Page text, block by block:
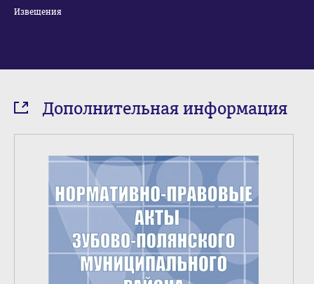
Извещения
Дополнительная информация